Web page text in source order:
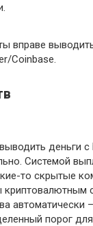
вправе
Coinbase.
деньги с
Системой
то скрытые
автоматически
порог